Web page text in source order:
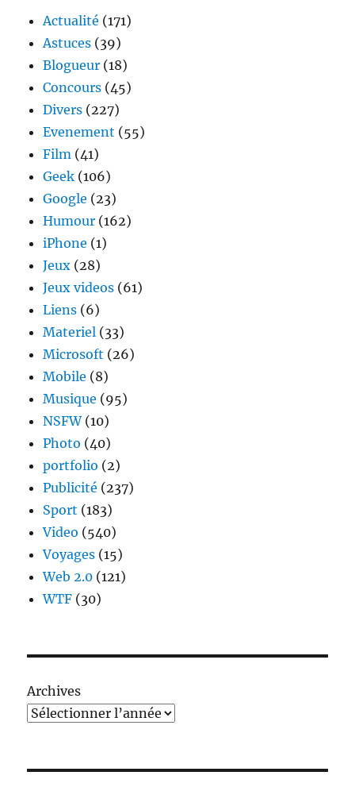
Actualité (171)
Astuces (39)
Blogueur (18)
Concours (45)
Divers (227)
Evenement (55)
Film (41)
Geek (106)
Google (23)
Humour (162)
iPhone (1)
Jeux (28)
Jeux videos (61)
Liens (6)
Materiel (33)
Microsoft (26)
Mobile (8)
Musique (95)
NSFW(10)
Photo (40)
portfolio (2)
Publicité (237)
Sport (183)
Video (540)
Voyages (15)
Web 2.0 (121)
WTF (30)
Archives